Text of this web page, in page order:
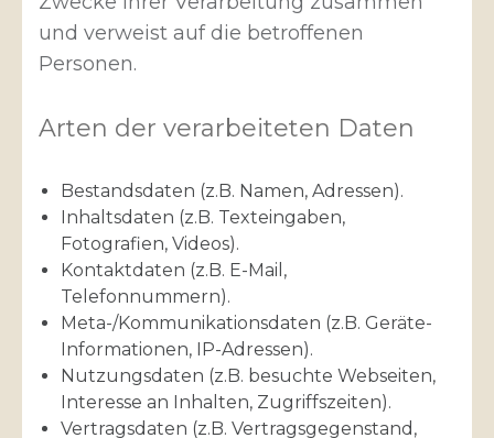
und verweist auf die betroffenen
Personen.
Arten der verarbeiteten Daten
Bestandsdaten (z.B. Namen, Adressen).
Inhaltsdaten (z.B. Texteingaben,
Fotografien, Videos).
Kontaktdaten (z.B. E-Mail,
Telefonnummern).
Meta-/Kommunikationsdaten (z.B. Geräte-
Informationen, IP-Adressen).
Nutzungsdaten (z.B. besuchte Webseiten,
Interesse an Inhalten, Zugriffszeiten).
Vertragsdaten (z.B. Vertragsgegenstand,